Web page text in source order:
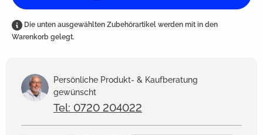
Die unten ausgewählten Zubehörartikel werden mit in den
Warenkorb gelegt.
Persönliche Produkt- & Kaufberatung
gewünscht
Tel: 0720 204022